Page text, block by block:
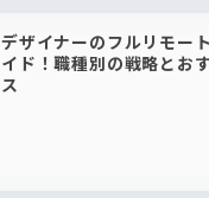
デザイナーのフルリモー
イド！職種別の戦略とお
ス